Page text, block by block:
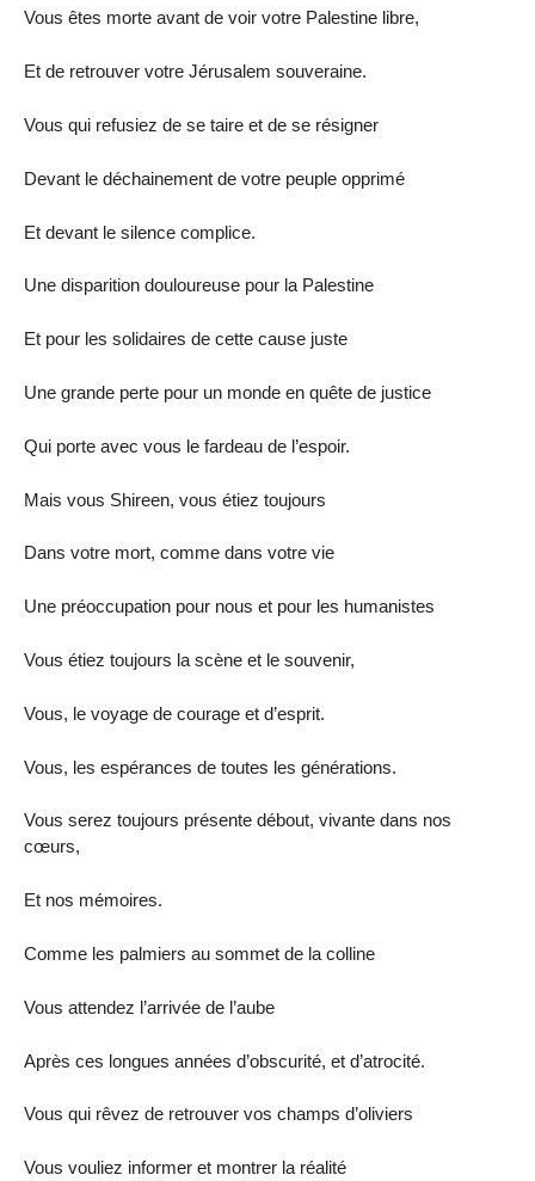
Vous êtes morte avant de voir votre Palestine libre,
Et de retrouver votre Jérusalem souveraine.
Vous qui refusiez de se taire et de se résigner
Devant le déchainement de votre peuple opprimé
Et devant le silence complice.
Une disparition douloureuse pour la Palestine
Et pour les solidaires de cette cause juste
Une grande perte pour un monde en quête de justice
Qui porte avec vous le fardeau de l’espoir.
Mais vous Shireen, vous étiez toujours
Dans votre mort, comme dans votre vie
Une préoccupation pour nous et pour les humanistes
Vous étiez toujours la scène et le souvenir,
Vous, le voyage de courage et d’esprit.
Vous, les espérances de toutes les générations.
Vous serez toujours présente débout, vivante dans nos
cœurs,
Et nos mémoires.
Comme les palmiers au sommet de la colline
Vous attendez l’arrivée de l’aube
Après ces longues années d’obscurité, et d’atrocité.
Vous qui rêvez de retrouver vos champs d’oliviers
Vous vouliez informer et montrer la réalité